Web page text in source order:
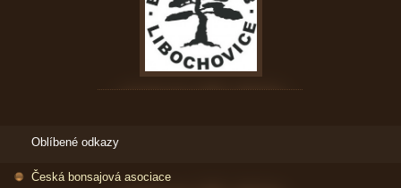
Oblíbené odkazy
Česká bonsajová asociace